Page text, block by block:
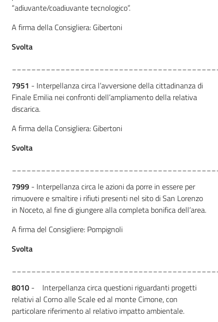
“adiuvante/coadiuvante tecnologico”.
A firma della Consigliera: Gibertoni
Svolta
7951 - Interpellanza circa l’avversione della cittadinanza di
Finale Emilia nei confronti dell’ampliamento della relativa
discarica.
A firma della Consigliera: Gibertoni
Svolta
7999 - Interpellanza circa le azioni da porre in essere per
rimuovere e smaltire i rifiuti presenti nel sito di San Lorenzo
in Noceto, al fine di giungere alla completa bonifica dell’area.
A firma del Consigliere: Pompignoli
Svolta
8010 - Interpellanza circa questioni riguardanti progetti
relativi al Corno alle Scale ed al monte Cimone, con
particolare riferimento al relativo impatto ambientale.